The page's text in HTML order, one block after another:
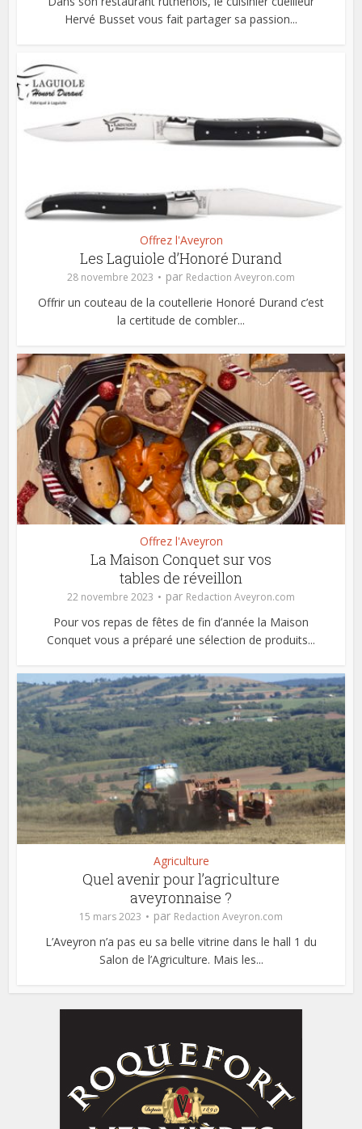
Hervé Busset vous fait partager sa passion...
Offrez l'Aveyron
Les Laguiole d’Honoré Durand
28 novembre 2023 par Redaction Aveyron.com
Offrir un couteau de la coutellerie Honoré Durand c’est
la certitude de combler...
Offrez l'Aveyron
La Maison Conquet sur vos
tables de réveillon
22 novembre 2023 par Redaction Aveyron.com
Pour vos repas de fêtes de fin d’année la Maison
Conquet vous a préparé une sélection de produits...
Agriculture
Quel avenir pour l’agriculture
aveyronnaise ?
15 mars 2023 par Redaction Aveyron.com
L’Aveyron n’a pas eu sa belle vitrine dans le hall 1 du
Salon de l’Agriculture. Mais les...